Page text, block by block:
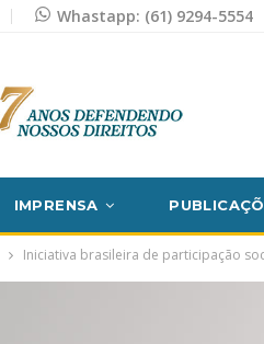
Whastapp: (61) 9294-5554
IMPRENSA
Iniciativa brasileira de participação